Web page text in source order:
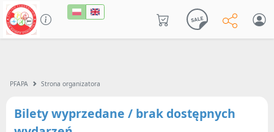
PFAPA Strona organizatora
Bilety wyprzedane / brak dostępnych